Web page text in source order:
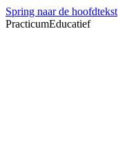
Spring naar de hoofdtekst
PracticumEducatief